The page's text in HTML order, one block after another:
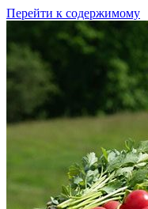
Перейти к содержимому